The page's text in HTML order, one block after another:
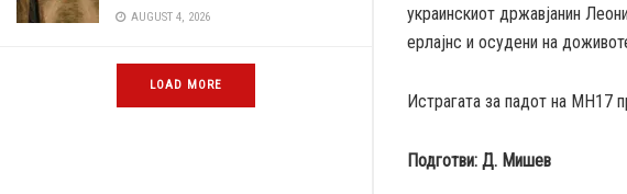
AUGUST 4, 2026
LOAD MORE
украинскиот државјанин
ерлајнс и осудени на
Истрагата за падот на MH17
Подготви: Д. Мишев